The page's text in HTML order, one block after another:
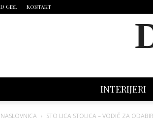
D Girl Kontakt
INTERIJERI
NASLOVNICA STO LICA STOLICA – VODIČ ZA